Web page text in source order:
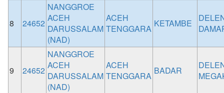
8 24652
NANGGROE
ACEH
DARUSSALAM
(NAD)
ACEH
TENGGARA KETAMBE
9 24652
NANGGROE
ACEH
DARUSSALAM
(NAD)
ACEH
TENGGARA BADAR